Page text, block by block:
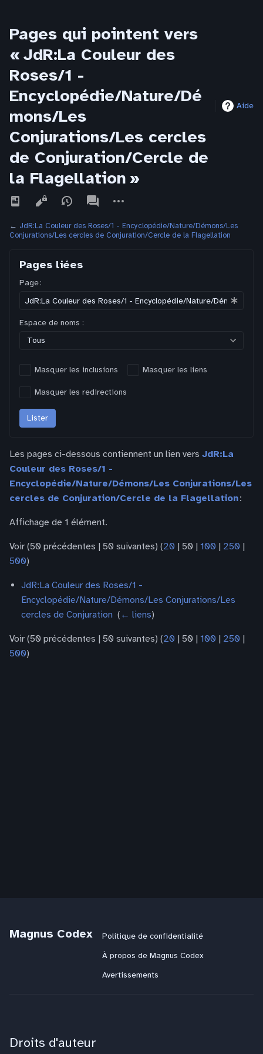
Pages qui pointent vers
« JdR:La Couleur des
Roses/1 -
Encyclopédie/Nature/Dé
mons/Les
Conjurations/Les cercles
de Conjuration/Cercle de
la Flagellation »
Aide
Affichages
associated-
pages
actions
← JdR:La Couleur des Roses/1 - Encyclopédie/Nature/Démons/Les
Conjurations/Les cercles de Conjuration/Cercle de la Flagellation
Pages liées
Page :
Espace de noms :
Tous
Masquer les inclusions Masquer les liens
Masquer les redirections
Lister
Les pages ci-dessous contiennent un lien vers JdR:La
Couleur des Roses/1 -
Encyclopédie/Nature/Démons/Les Conjurations/Les
cercles de Conjuration/Cercle de la Flagellation:
Affichage de 1 élément.
Voir (50 précédentes | 50 suivantes) (20 | 50 | 100 | 250 |
500)
JdR:La Couleur des Roses/1 -
Encyclopédie/Nature/Démons/Les Conjurations/Les
cercles de Conjuration ( ← liens)
Voir (50 précédentes | 50 suivantes) (20 | 50 | 100 | 250 |
500)
Magnus Codex
Politique de confidentialité
À propos de Magnus Codex
Avertissements
Droits d'auteur